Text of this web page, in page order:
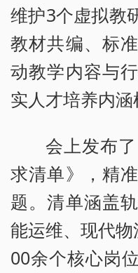
维护3个虚拟教
教材共编、标
动教学内容与
实人才培养内涵
会上发布
求清单》，精
题。清单涵盖
能运维、现代
00余个核心岗